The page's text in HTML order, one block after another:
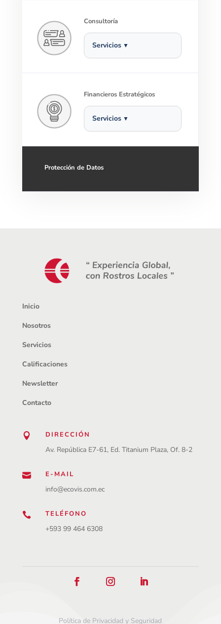
Consultoría
Servicios
Financieros Estratégicos
Servicios
Protección de Datos
Inicio
Nosotros
Servicios
Calificaciones
Newsletter
Contacto
 DIRECCIÓN
Av. República E7-61, Ed. Titanium Plaza, Of. 8-2
 E-MAIL
info@ecovis.com.ec
 TELÉFONO
+593 99 464 6308
Política de Privacidad y Seguridad